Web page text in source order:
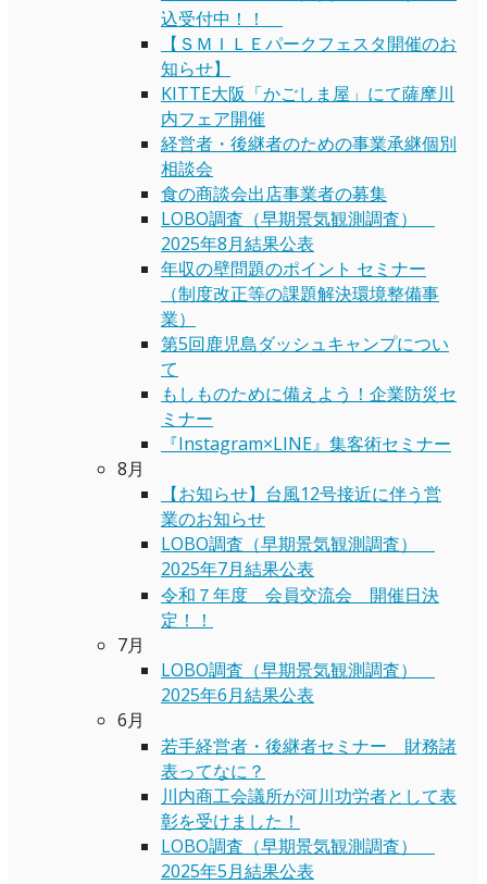
込受付中！！
【ＳＭＩＬＥパークフェスタ開催のお
知らせ】
KITTE大阪「かごしま屋」にて薩摩川
内フェア開催
経営者・後継者のための事業承継個別
相談会
食の商談会出店事業者の募集
LOBO調査（早期景気観測調査）
2025年8月結果公表
年収の壁問題のポイント セミナー
（制度改正等の課題解決環境整備事
業）
第5回鹿児島ダッシュキャンプについ
て
もしものために備えよう！企業防災セ
ミナー
『Instagram×LINE』集客術セミナー
8月
【お知らせ】台風12号接近に伴う営
業のお知らせ
LOBO調査（早期景気観測調査）
2025年7月結果公表
令和７年度 会員交流会 開催日決
定！！
7月
LOBO調査（早期景気観測調査）
2025年6月結果公表
6月
若手経営者・後継者セミナー 財務諸
表ってなに？
川内商工会議所が河川功労者として表
彰を受けました！
LOBO調査（早期景気観測調査）
2025年5月結果公表